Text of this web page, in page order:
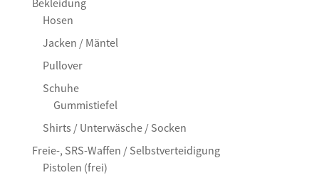
Hosen
Jacken / Mäntel
Pullover
Schuhe
Gummistiefel
Shirts / Unterwäsche / Socken
Freie-, SRS-Waffen / Selbstverteidigung
Pistolen (frei)